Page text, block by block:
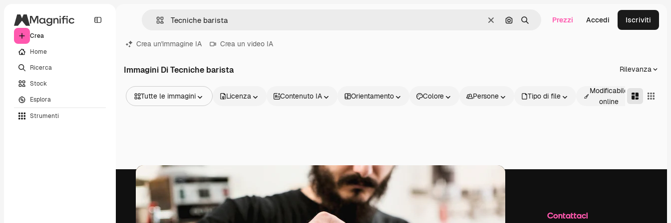
Crea
Home
Ricerca
Stock
Esplora
Strumenti
CancellaCerca per immagine
Ricerca Prezzi Accedi Iscriviti
Crea un'immagine IA Crea un video IA
Immagini Di Tecniche barista Rilevanza
Tutte le immagini
Video
Clip video
Motion graphic
Modelli di video
Icone
Modelli 3D
Font
Licenza Contenuto IA Orientamento Colore Persone Tipo di file
Modificabile
online
Prodotti Inizia Azienda Contattaci